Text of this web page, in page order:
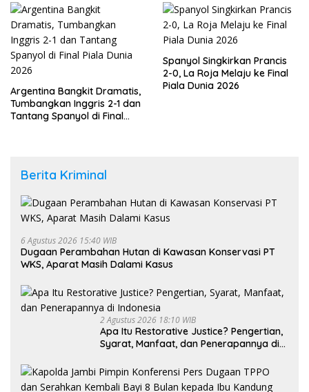
Argentina Bangkit Dramatis,
Tumbangkan Inggris 2-1 dan
Tantang Spanyol di Final
Spanyol Singkirkan Prancis
2-0, La Roja Melaju ke Final
Piala Dunia 2026
Berita Kriminal
6 Agustus 2026 15:40 WIB
Dugaan Perambahan Hutan di Kawasan Konservasi PT
WKS, Aparat Masih Dalami Kasus
2 Agustus 2026 18:10 WIB
Apa Itu Restorative Justice? Pengertian,
Syarat, Manfaat, dan Penerapannya di